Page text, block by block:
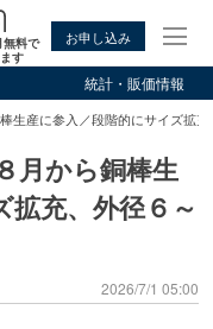
無料で
す
お申し込み
統計・販価情報
生産に参入／段階的にサイズ拡
月から銅棒生
充、外径６～
2026/7/1 05:00